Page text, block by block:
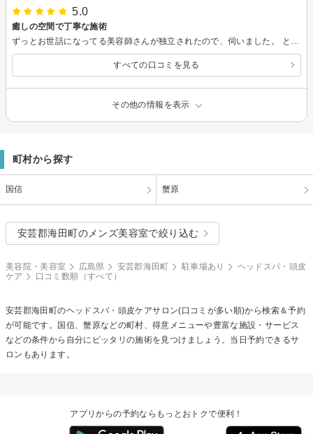
5.0
癒しの空間で丁寧な施術
すべての口コミを見る
その他の情報を表示
町村から探す
国信 蟹原
安芸郡海田町のメンズ美容室で絞り込む
美容院・美容室 広島県 安芸郡海田町 駐車場あり
ヘッドスパ・頭皮
ケア
口コミ数順（すべて）
安芸郡海田町のヘッドスパ・頭皮ケアサロン(口コミが多い順)から検索＆予約
が可能です。国信、蟹原などの町村、得意メニューや豊富な施設・サービス
などの条件から自分にピッタリの施術を見つけましょう。当日予約できるサ
ロンもあります。
アプリからの予約ならもっとおトクで便利！